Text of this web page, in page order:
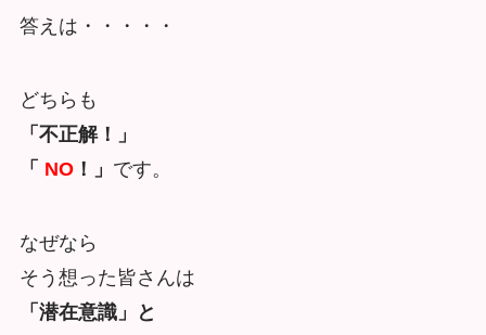
答えは・・・・・
どちらも
「不正解！」
「 NO！」 です。
なぜなら
そう想った皆さんは
「潜在意識」と